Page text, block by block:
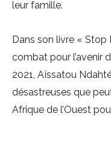
leur famille.
Dans son livre « Stop
combat pour l’avenir
2021, Aïssatou
désastreuses que
Afrique de l’Ouest